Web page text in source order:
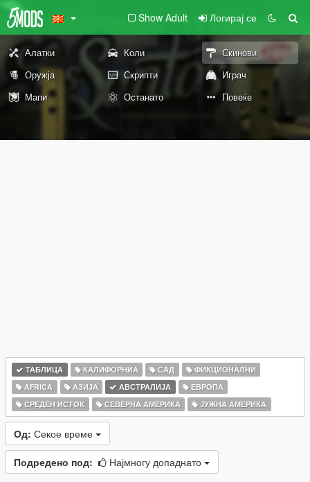
Show Adult Логирај се
Алатки Коли
Скинови
Оружја
Скрипти
Играч
Мапи
Останато Повеќе
ТАБЛИЦА КАЛИФОРНИА САД
ФИКЦИОНАЛНИ
AFRICA
АЗИЈА АВСТРАЛИЈА
ЕВРОПА
СРЕДЕН ИСТОК
СЕВЕРНА АМЕРИКА ЈУЖНА АМЕРИКА
Од: Секое време
Подредено под: Најмногу допаднато